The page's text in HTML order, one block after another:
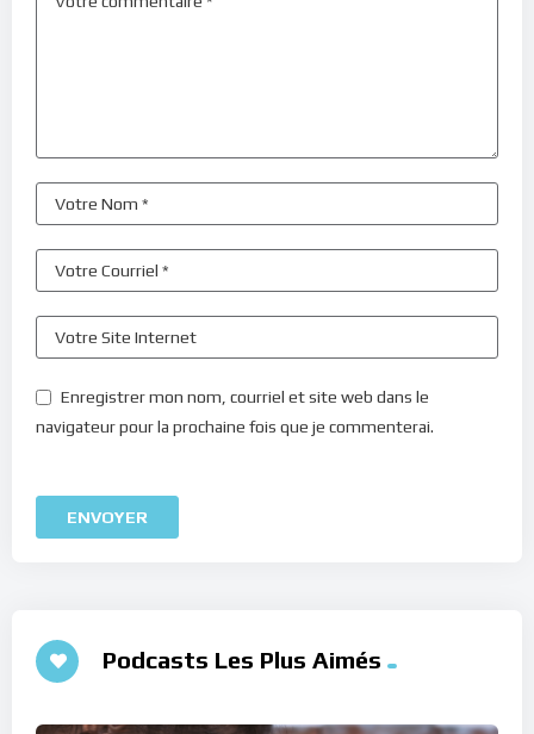
Enregistrer mon nom, courriel et site web dans le
navigateur pour la prochaine fois que je commenterai.
Podcasts Les Plus Aimés